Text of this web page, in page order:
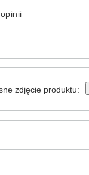
zdjęcie produktu: